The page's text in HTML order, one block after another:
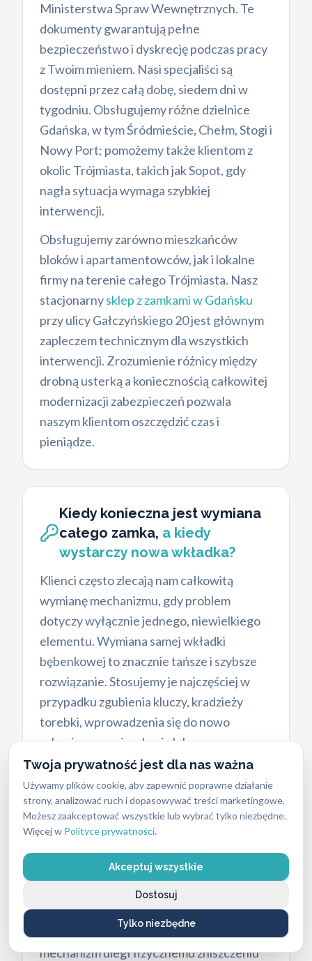
Twoja prywatność jest dla nas ważna
Używamy plików cookie, aby zapewnić poprawne działanie
strony, analizować ruch i dopasowywać treści marketingowe.
Możesz zaakceptować wszystkie lub wybrać tylko niezbędne.
Więcej w Polityce prywatności.
Akceptuj wszystkie
Tylko niezbędne
Dostosuj
Ministerstwa Spraw Wewnętrznych. Te
dokumenty gwarantują pełne
bezpieczeństwo i dyskrecję podczas pracy
z Twoim mieniem. Nasi specjaliści są
dostępni przez całą dobę, siedem dni w
tygodniu. Obsługujemy różne dzielnice
Gdańska, w tym Śródmieście, Chełm, Stogi i
Nowy Port; pomożemy także klientom z
okolic Trójmiasta, takich jak Sopot, gdy
nagła sytuacja wymaga szybkiej
interwencji.
Obsługujemy zarówno mieszkańców
bloków i apartamentowców, jak i lokalne
firmy na terenie całego Trójmiasta. Nasz
stacjonarnysklep z zamkami w Gdańsku
przy ulicy Gałczyńskiego 20 jest głównym
zapleczem technicznym dla wszystkich
interwencji. Zrozumienie różnicy między
drobną usterką a koniecznością całkowitej
modernizacji zabezpieczeń pozwala
naszym klientom oszczędzić czas i
pieniądze.
Kiedy konieczna jest wymiana
całego zamka, a kiedy
wystarczy nowa wkładka?
Klienci często zlecają nam całkowitą
wymianę mechanizmu, gdy problem
dotyczy wyłącznie jednego, niewielkiego
elementu. Wymiana samej wkładki
bębenkowej to znacznie tańsze i szybsze
rozwiązanie. Stosujemy je najczęściej w
przypadku zgubienia kluczy, kradzieży
torebki, wprowadzenia się do nowo
zakupionego mieszkania lub po
zakończeniu umowy z najemcą. Wkładka to
ten element, do którego bezpośrednio
wkładamy klucz. Jej wymiana nie wymaga
demontażu całego okucia drzwiowego ani
Z kolei całkowitymontaż i wymiana
staje się absolutną koniecznością
w kilku konkretnych sytuacjach. Należy to
zrobić po włamaniu, gdy główny
mechanizm uległ fizycznemu zniszczeniu